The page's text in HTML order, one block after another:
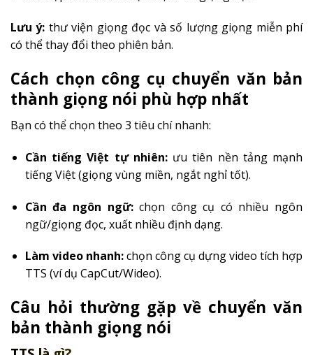
Lưu ý: thư viện giọng đọc và số lượng giọng miễn phí
có thể thay đổi theo phiên bản.
Cách chọn công cụ chuyển văn bản
thành giọng nói phù hợp nhất
Bạn có thể chọn theo 3 tiêu chí nhanh:
Cần tiếng Việt tự nhiên:ưu tiên nền tảng mạnh
tiếng Việt (giọng vùng miền, ngắt nghỉ tốt).
Cần đa ngôn ngữ:chọn công cụ có nhiều ngôn
ngữ/giọng đọc, xuất nhiều định dạng.
Làm video nhanh:chọn công cụ dựng video tích hợp
TTS (ví dụ CapCut/Wideo).
Câu hỏi thường gặp về chuyển văn
bản thành giọng nói